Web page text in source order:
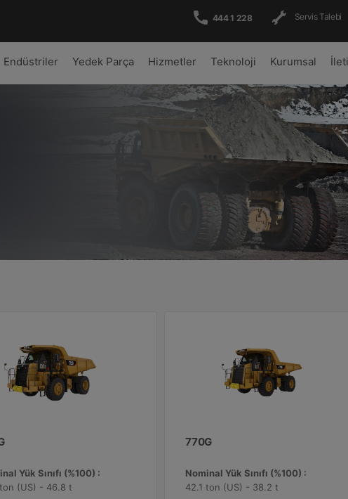
444 1 228 Servis Talebi
Endüstriler Yedek Parça Hizmetler Teknoloji Kurumsal
Yük Sınıfı (%100) :
(US) - 46.8 t
770G
Nominal Yük Sınıfı (%100) :
42.1 ton (US) - 38.2 t